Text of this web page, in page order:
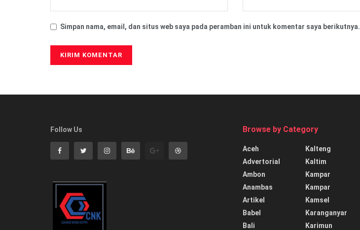
Simpan nama, email, dan situs web saya pada peramban ini untuk komentar saya berikutnya.
Follow Us Browse by Category
Aceh
Advertorial
Ambon
Anambas
Artikel
Babel
Bali
Kalteng
Kaltim
Kampar
Kampar
Kamsel
Karanganyar
Karimun